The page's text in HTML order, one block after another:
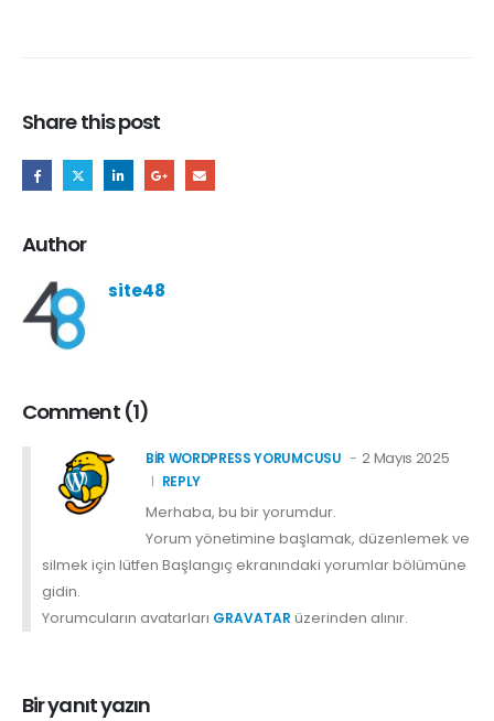
Share this post
Author
site48
Comment (1)
BIR WORDPRESS YORUMCUSU 2 Mayıs 2025
REPLY
Merhaba, bu bir yorumdur.
Yorum yönetimine başlamak, düzenlemek ve
silmek için lütfen Başlangıç ekranındaki yorumlar bölümüne
gidin.
Yorumcuların avatarları GRAVATAR üzerinden alınır.
Bir yanıt yazın